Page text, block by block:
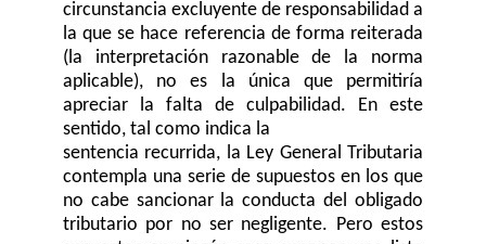
circunstancia excluyente de responsabilidad a
la que se hace referencia de forma reiterada
(la interpretación razonable de la norma
aplicable), no es la única que permitiría
apreciar la falta de culpabilidad. En este
sentido, tal como indica la
sentencia recurrida, la Ley General Tributaria
contempla una serie de supuestos en los que
no cabe sancionar la conducta del obligado
tributario por no ser negligente. Pero estos